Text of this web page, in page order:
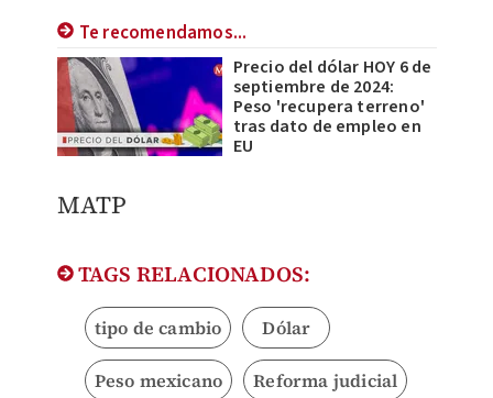
Te recomendamos...
Precio del dólar HOY 6 de
septiembre de 2024:
Peso 'recupera terreno'
tras dato de empleo en
EU
MATP
TAGS RELACIONADOS:
tipo de cambio Dólar
Peso mexicano Reforma judicial